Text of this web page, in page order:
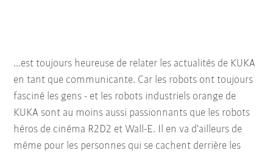
...est toujours heureuse de relater les actualités de KUKA
en tant que communicante. Car les robots ont toujours
fasciné les gens - et les robots industriels orange de
KUKA sont au moins aussi passionnants que les robots
héros de cinéma R2D2 et Wall-E. Il en va d'ailleurs de
même pour les personnes qui se cachent derrière les